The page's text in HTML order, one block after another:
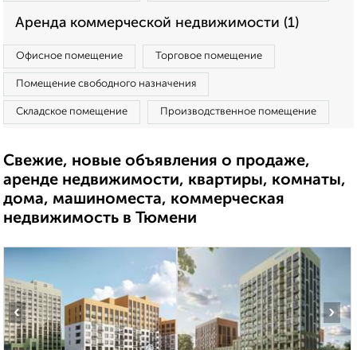
Аренда коммерческой недвижимости (1)
Офисное помещение Торговое помещение
Помещение свободного назначения
Складское помещение Производственное помещение
Свежие, новые объявления о продаже,
аренде недвижимости, квартиры, комнаты,
дома, машиноместа, коммерческая
недвижимость в Тюмени
‹ ›